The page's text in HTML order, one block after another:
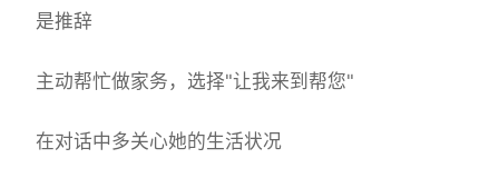
是推辞
主动帮忙做家务，选择"让我来到帮您"
在对话中多关心她的生活状况